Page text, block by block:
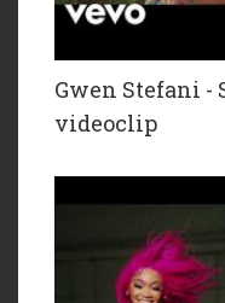
Gwen Stefani -
videoclip